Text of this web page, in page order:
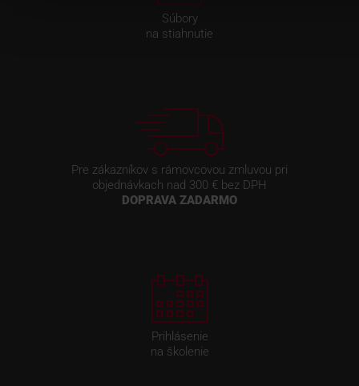
Súbory
na stiahnutie
Pre zákazníkov s rámovcovou zmluvou pri
objednávkach nad 300 € bez DPH
DOPRAVA ZADARMO
Prihlásenie
na školenie